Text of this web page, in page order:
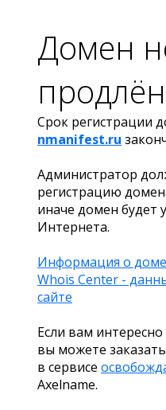
Домен
продлён
Срок регистрации
nmanifest.ru
Администратор
регистрацию
иначе домен будет
Интернета.
Информация о
Whois Center -
сайте
Если вам
вы можете
в сервисе
Axelname.